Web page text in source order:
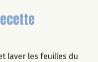
laver les feuilles du